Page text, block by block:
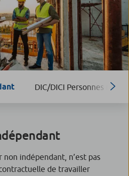
DIC/DICI Personnes
indépendant, n’est pas
de travailler